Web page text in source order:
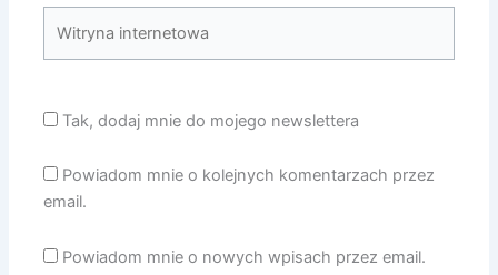
internetowa
Tak, dodaj mnie do mojego newslettera
Powiadom mnie o kolejnych komentarzach przez
email.
Powiadom mnie o nowych wpisach przez email.